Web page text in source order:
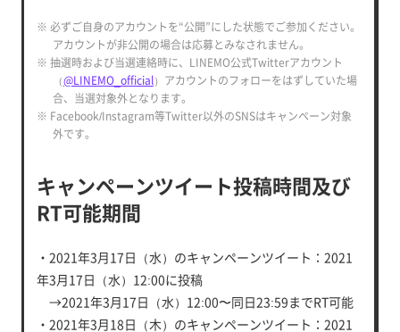
※ 必ずご自身のアカウントを“公開”にした状態でご参加ください。
アカウントが非公開の場合は応募とみなされません。
※ 抽選時および当選連絡時に、LINEMO公式Twitterアカウント
（@LINEMO_official）アカウントのフォローをはずしていた場
合、当選対象外となります。
※ Facebook/Instagram等Twitter以外のSNSはキャンペーン対象
外です。
キャンペーンツイート投稿時間及び
RT可能期間
・2021年3月17日（水）のキャンペーンツイート：2021
年3月17日（水）12:00に投稿
→2021年3月17日（水）12:00〜同日23:59までRT可能
・2021年3月18日（木）のキャンペーンツイート：2021